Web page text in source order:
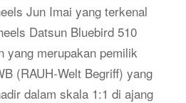
Jun Imai yang terkenal
Datsun Bluebird 510
yang merupakan pemilik
(RAUH-Welt Begriff) yang
dalam skala 1:1 di ajang